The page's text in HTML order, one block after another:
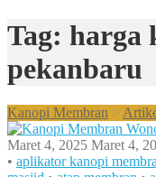
Tag: harga
pekanbaru
Kanopi Membran >
Maret 4, 2025 Maret 4,
• aplikator kanopi